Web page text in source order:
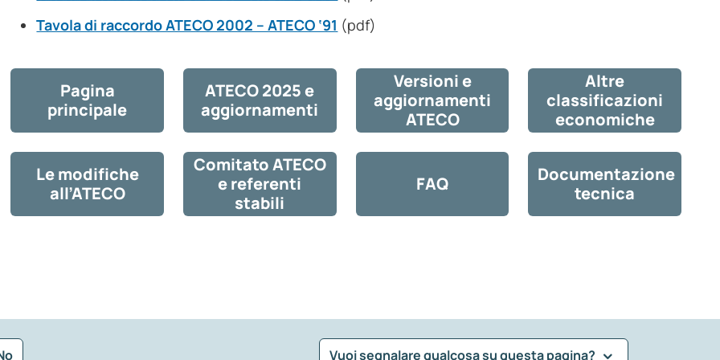
Tavola di raccordo ATECO 2002 – ATECO ‘91 (pdf)
Pagina
principale
ATECO 2025 e
aggiornamenti
Versioni e
aggiornamenti
ATECO
Altre
classificazioni
economiche
Le modifiche
all’ATECO
Comitato ATECO
e referenti
stabili
FAQ
Documentazione
tecnica
Vuoi segnalare qualcosa su questa pagina?